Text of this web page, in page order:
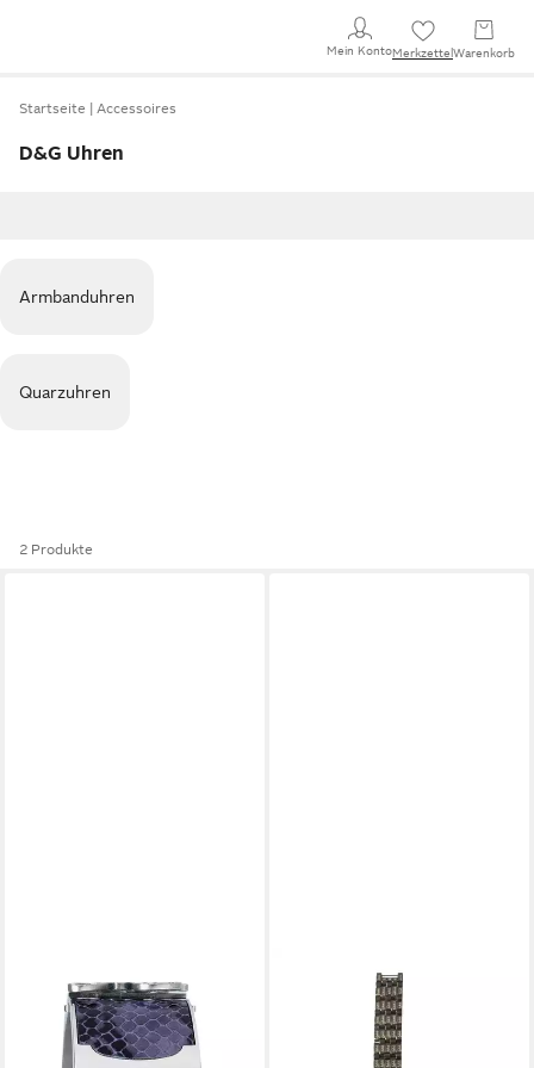
Mein KontoMerkzettel Warenkorb
Startseite Accessoires
D&G Uhren
Armbanduhren
Quarzuhren
2 Produkte
Quarzuhr Damenuhr
Spangenuhr Quarzuhr
Edelstahl Silber Violett
Quarzuhr Damenuhr
Armbanduhr Edelstahl Silber,
Zirkonia, Flach, Schlicht